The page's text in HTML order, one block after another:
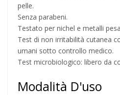
pelle.
Senza parabeni.
Testato per nichel e metalli
Test di non irritabilità cutanea
umani sotto controllo medico.
Test microbiologico: libero da
Modalità D'uso